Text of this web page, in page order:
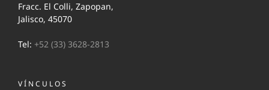
Fracc. El Colli, Zapopan,
Jalisco, 45070
Tel: +52 (33) 3628-2813
VÍNCULOS